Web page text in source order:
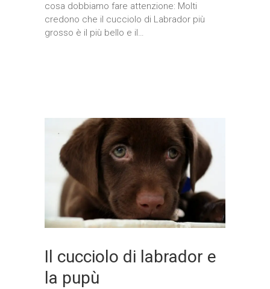
cosa dobbiamo fare attenzione: Molti
credono che il cucciolo di Labrador più
grosso è il più bello e il…
Il cucciolo di labrador e
la pupù